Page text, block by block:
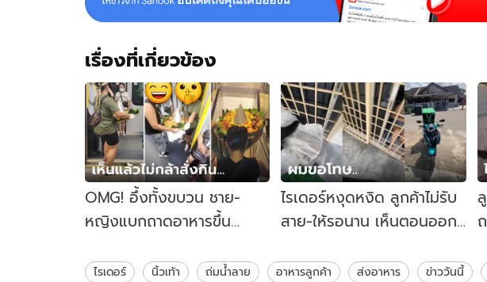
เรื่องที่เกี่ยวข้อง
OMG! อึ้งทั้งขบวน ชาย-
หญิงแบกถาดอาหารขึ้น
งานอะไร
ไรเดอร์หงุดหงิด ลูกค้าไม่รับ
สาย-ให้รอนาน เห็นตอนออก
ไรเดอร์ นิ้วเท้า ถ่มน้ำลาย อาหารลูกค้า ส่งอาหาร ข่าววันนี้